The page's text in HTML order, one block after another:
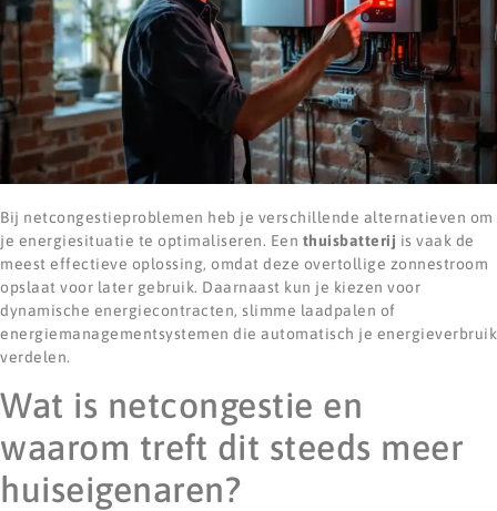
Bij netcongestieproblemen heb je verschillende alternatieven om
je energiesituatie te optimaliseren. Een thuisbatterij is vaak de
meest effectieve oplossing, omdat deze overtollige zonnestroom
opslaat voor later gebruik. Daarnaast kun je kiezen voor
dynamische energiecontracten, slimme laadpalen of
energiemanagementsystemen die automatisch je energieverbruik
verdelen.
Wat is netcongestie en
waarom treft dit steeds meer
huiseigenaren?